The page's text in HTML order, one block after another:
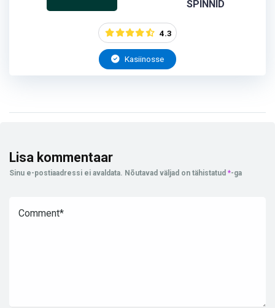
SPINNID
4.3
Kasiinosse
Lisa kommentaar
Sinu e-postiaadressi ei avaldata. Nõutavad väljad on tähistatud *-ga